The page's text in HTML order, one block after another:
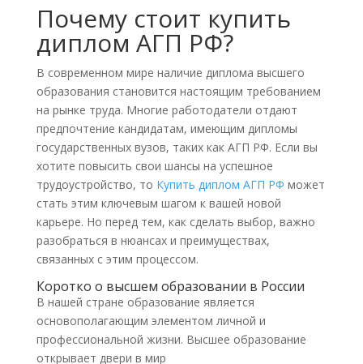
Почему стоит купить
диплом АГП РФ?
В современном мире наличие диплома высшего
образования становится настоящим требованием
на рынке труда. Многие работодатели отдают
предпочтение кандидатам, имеющим дипломы
государственных вузов, таких как АГП РФ. Если вы
хотите повысить свои шансы на успешное
трудоустройство, то Купить диплом АГП РФ может
стать этим ключевым шагом к вашей новой
карьере. Но перед тем, как сделать выбор, важно
разобраться в нюансах и преимуществах,
связанных с этим процессом.
Коротко о высшем образовании в России
В нашей стране образование является
основополагающим элементом личной и
профессиональной жизни. Высшее образование
открывает двери в мир